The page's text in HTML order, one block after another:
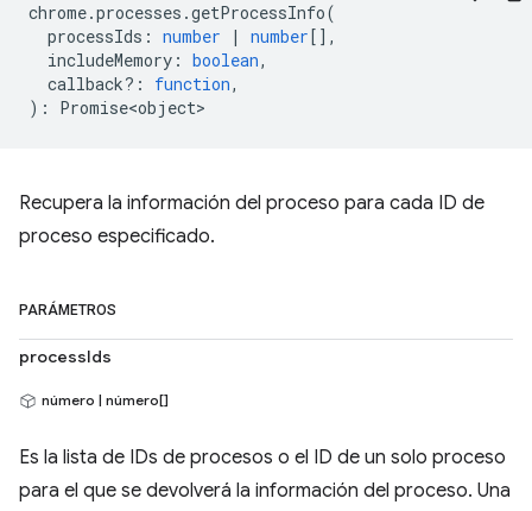
chrome.processes .getProcessInfo(
processIds : number | number[],
includeMemory : boolean,
callback? : function,
) : Promise<object>
Recupera la información del proceso para cada ID de
proceso especificado.
PARÁMETROS
processIds
número | número[]
Es la lista de IDs de procesos o el ID de un solo proceso
para el que se devolverá la información del proceso. Una